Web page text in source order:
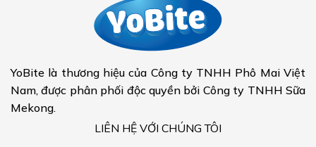
YoBite là thương hiệu của Công ty TNHH Phô Mai Việt
Nam, được phân phối độc quyền bởi Công ty TNHH Sữa
Mekong.
LIÊN HỆ VỚI CHÚNG TÔI